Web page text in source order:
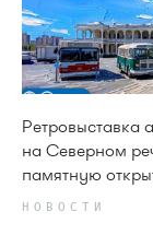
Ретровыставка
на Северном
памятную
НОВОСТИ